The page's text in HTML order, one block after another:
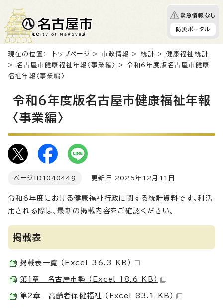
緊急情報なし
防災ポータル
現在の位置： トップページ >市政情報 > 統計 > 健康福祉統計
> 名古屋市健康福祉年報〈事業編〉
> 令和6年度版名古屋市健康
福祉年報〈事業編〉
令和6年度版名古屋市健康福祉年報
〈事業編〉
ページID 1040449 更新日 2025年12月11日
令和6年度における健康福祉行政に関する統計資料です。利活
用される際は、最新の掲載内容をご確認ください。
掲載表
掲載表一覧 （Excel 36.3 KB）
第1章 名古屋市勢 （Excel 18.6 KB）
第2章 高齢者保健福祉 （Excel 83.1 KB）